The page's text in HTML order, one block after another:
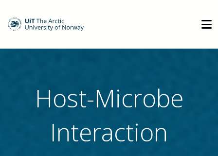
Host-Microbe
Interaction